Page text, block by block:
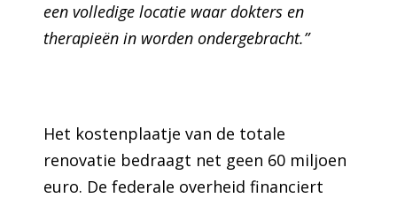
een volledige locatie waar dokters en
therapieën in worden ondergebracht.”
Het kostenplaatje van de totale
renovatie bedraagt net geen 60 miljoen
euro. De federale overheid financiert